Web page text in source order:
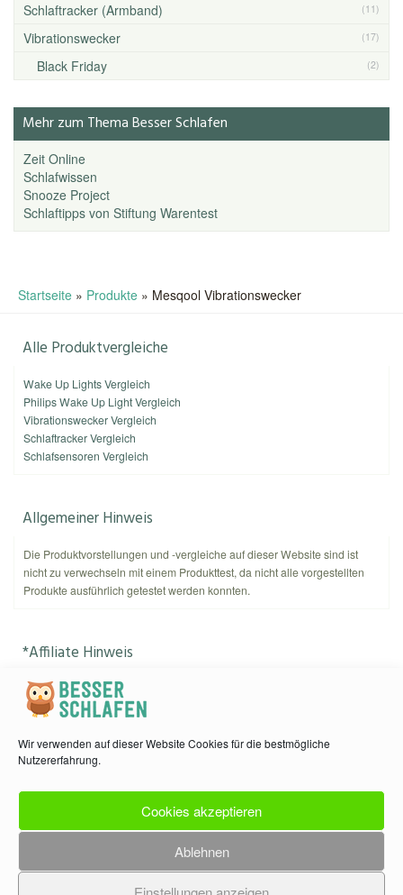
Wir verwenden auf dieser Website Cookies für die bestmögliche
Nutzererfahrung.
Cookies akzeptieren
Ablehnen
Schlaftracker (Armband) (11)
Vibrationswecker (17)
Black Friday (2)
Mehr zum Thema Besser Schlafen
Zeit Online
Schlafwissen
Snooze Project
Schlaftipps von Stiftung Warentest
Startseite» Produkte» Mesqool Vibrationswecker
Alle Produktvergleiche
Wake Up Lights Vergleich
Philips Wake Up Light Vergleich
Vibrationswecker Vergleich
Schlaftracker Vergleich
Schlafsensoren Vergleich
Allgemeiner Hinweis
Die Produktvorstellungen und -vergleiche auf dieser Website sind ist
nicht zu verwechseln mit einem Produkttest, da nicht alle vorgestellten
Produkte ausführlich getestet werden konnten.
*Affiliate Hinweis
Als Amazon-Partner verdient
Käufen. Amazon und das Amazon-Logo sind Warenzeichen von
Kontakt & Datenschutz
Datenschutzerklärung
neumann.digital